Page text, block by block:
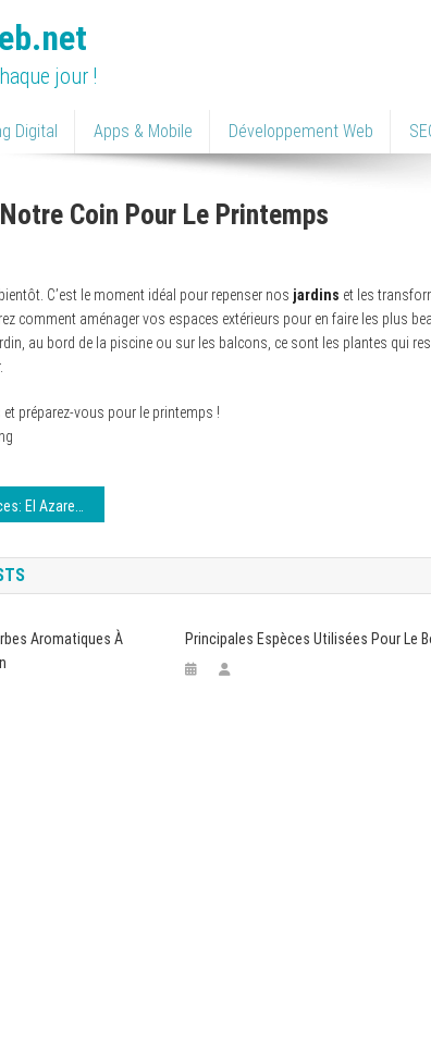
jour !
Digital Apps & Mobile Développement Web
Coin Pour Le Printemps
C’est le moment idéal pour repenser nos jardins et les
comment aménager vos espaces extérieurs pour en faire les plus
au bord de la piscine ou sur les balcons, ce sont les plantes qui
et préparez-vous pour le printemps !
El Azarero
Aromatiques À
Principales Espèces Utilisées Pour Le